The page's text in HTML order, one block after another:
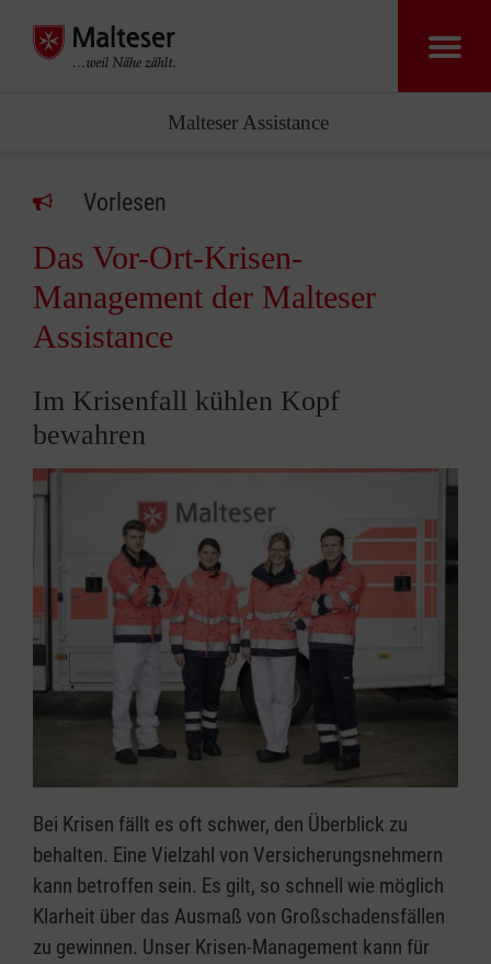
Malteser Assistance
Vorlesen
Das Vor-Ort-Krisen-
Management der Malteser
Assistance
Im Krisenfall kühlen Kopf
bewahren
Bei Krisen fällt es oft schwer, den Überblick zu
behalten. Eine Vielzahl von Versicherungsnehmern
kann betroffen sein. Es gilt, so schnell wie möglich
Klarheit über das Ausmaß von Großschadensfällen
zu gewinnen. Unser Krisen-Management kann für